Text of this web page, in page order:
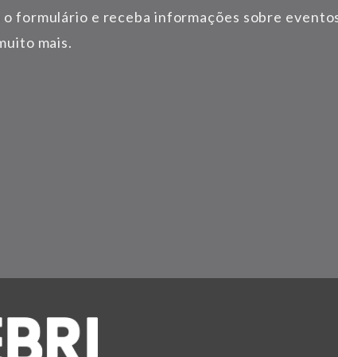
o formulário e receba informações sobre
mais.